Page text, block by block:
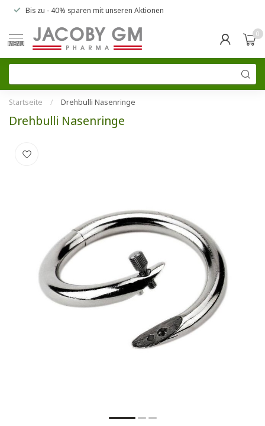
Bis zu - 40% sparen mit unseren Aktionen
MENU
0
Startseite / Drehbulli Nasenringe
Drehbulli Nasenringe